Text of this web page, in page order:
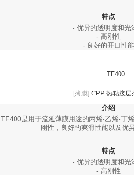
特点
- 优异的透明度和光
- 高刚性
- 良好的开口性能
TF400
[薄膜] CPP 热粘接层
介绍
TF400是用于流延薄膜用途的丙烯-乙烯-丁
刚性，良好的爽滑性能以及优
特点
- 优异的透明度和光
- 高刚性